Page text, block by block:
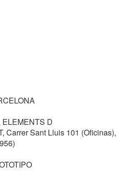
D
Carrer Sant Lluis 101 (Oficinas),